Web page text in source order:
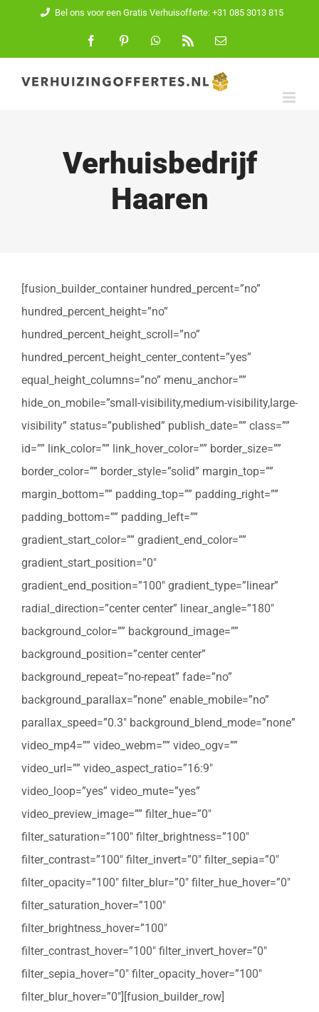
inhoud
Bel ons voor een Gratis Verhuisofferte: +31 085 3013 815
FacebookPinterest WhatsApp
E-
Verhuisbedrijf
Haaren
[fusion_builder_container hundred_percent=”no”
hundred_percent_height=”no”
hundred_percent_height_scroll=”no”
hundred_percent_height_center_content=”yes”
equal_height_columns=”no” menu_anchor=””
hide_on_mobile=”small-visibility,medium-visibility,large-
visibility” status=”published” publish_date=”” class=””
id=”” link_color=”” link_hover_color=”” border_size=””
border_color=”” border_style=”solid” margin_top=””
margin_bottom=”” padding_top=”” padding_right=””
padding_bottom=”” padding_left=””
gradient_start_color=”” gradient_end_color=””
gradient_start_position=”0″
gradient_end_position=”100″ gradient_type=”linear”
radial_direction=”center center” linear_angle=”180″
background_color=”” background_image=””
background_position=”center center”
background_repeat=”no-repeat” fade=”no”
background_parallax=”none” enable_mobile=”no”
parallax_speed=”0.3″ background_blend_mode=”none”
video_mp4=”” video_webm=”” video_ogv=””
video_url=”” video_aspect_ratio=”16:9″
video_loop=”yes” video_mute=”yes”
video_preview_image=”” filter_hue=”0″
filter_saturation=”100″ filter_brightness=”100″
filter_contrast=”100″ filter_invert=”0″ filter_sepia=”0″
filter_opacity=”100″ filter_blur=”0″ filter_hue_hover=”0″
filter_saturation_hover=”100″
filter_brightness_hover=”100″
filter_contrast_hover=”100″ filter_invert_hover=”0″
filter_sepia_hover=”0″ filter_opacity_hover=”100″
filter_blur_hover=”0″][fusion_builder_row]